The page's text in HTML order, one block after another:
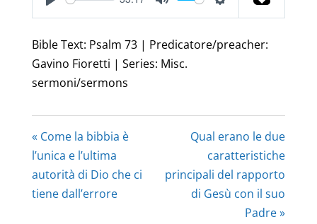
Play Mute Settings
Bible Text: Psalm 73| Predicatore/preacher:
Gavino Fioretti | Series: Misc.
sermoni/sermons
« Come la bibbia è
l’unica e l’ultima
autorità di Dio che ci
tiene dall’errore
Qual erano le due
caratteristiche
principali del rapporto
di Gesù con il suo
Padre »